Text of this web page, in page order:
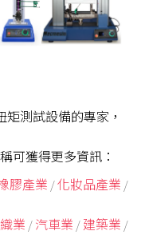
測試設備的專家，
可獲得更多資訊：
膠產業 /化妝品產業 /
業 / 汽車業 / 建築業 /